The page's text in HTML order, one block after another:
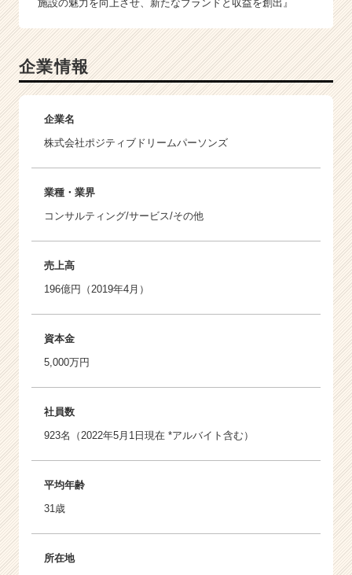
施設の魅力を向上させ、新たなブランドと収益を創出』
企業情報
企業名
株式会社ポジティブドリームパーソンズ
業種・業界
コンサルティング/サービス/その他
売上高
196億円（2019年4月）
資本金
5,000万円
社員数
923名（2022年5月1日現在 *アルバイト含む）
平均年齢
31歳
所在地